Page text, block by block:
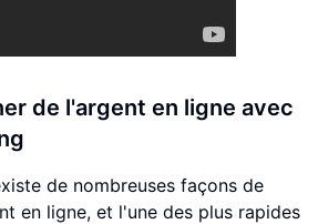
de l'argent en ligne avec
de nombreuses façons de
en ligne, et l'une des plus rapides